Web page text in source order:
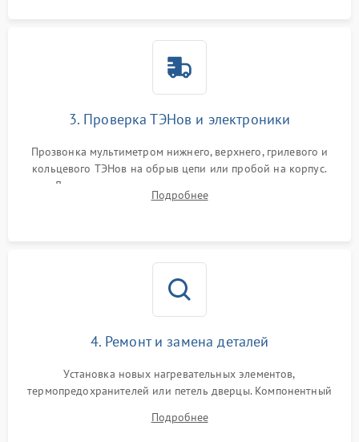
3. Проверка ТЭНов и электроники
Прозвонка мультиметром нижнего, верхнего, грилевого и
кольцевого ТЭНов на обрыв цепи или пробой на корпус.
Диагностика термостата, датчиков температуры,
переключателя режимов и мотора конвекции.
Подробнее
4. Ремонт и замена деталей
Установка новых нагревательных элементов,
термопредохранителей или петель дверцы. Компонентный
выгоревших реле, восстановление контактов и замена
Подробнее